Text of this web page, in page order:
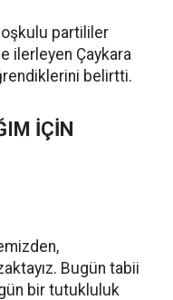
coşkulu partililer
ilerleyen Çaykara
belirtti.
İÇİN
Bugün tabii
bir tutukluluk